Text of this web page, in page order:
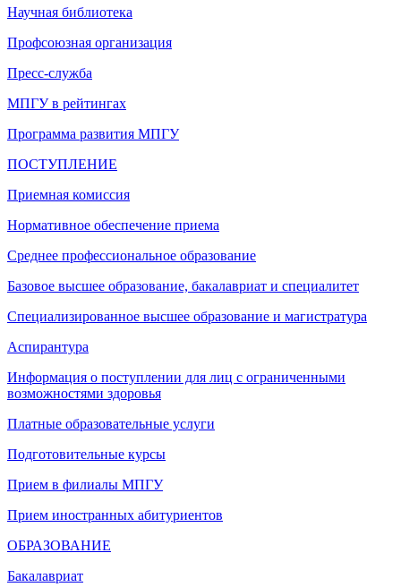
Научная библиотека
Профсоюзная организация
Пресс-служба
МПГУ в рейтингах
Программа развития МПГУ
ПОСТУПЛЕНИЕ
Приемная комиссия
Нормативное обеспечение приема
Среднее профессиональное образование
Базовое высшее образование, бакалавриат и специалитет
Специализированное высшее образование и магистратура
Аспирантура
Информация о поступлении для лиц с ограниченными
возможностями здоровья
Платные образовательные услуги
Подготовительные курсы
Прием в филиалы МПГУ
Прием иностранных абитуриентов
ОБРАЗОВАНИЕ
Бакалавриат